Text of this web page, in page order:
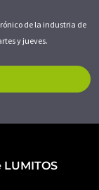
de la industria de
y jueves.